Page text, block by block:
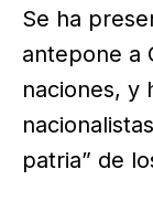
Se ha
antepone a
naciones, y
patria” de